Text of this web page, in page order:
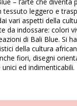
tessuto leggero e
vari aspetti della
da indossare: colori
di Bali Blue. Si
della cultura
fiori, disegni
ed indimenticabili.